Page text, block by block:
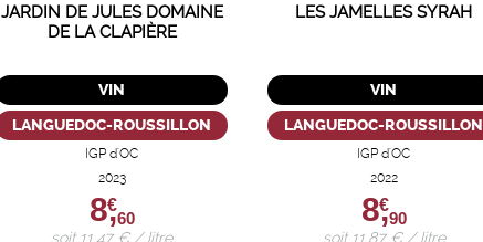
JARDIN DE JULES DOMAINE
DE LA CLAPIÈRE
VIN
LANGUEDOC-ROUSSILLON
IGP d'OC
2023
8,
€
60
soit 11,47 € / litre
LES JAMELLES SYRAH
VIN
LANGUEDOC-ROUSSILLON
IGP d'OC
2022
8,
€
90
soit 11,87 € / litre